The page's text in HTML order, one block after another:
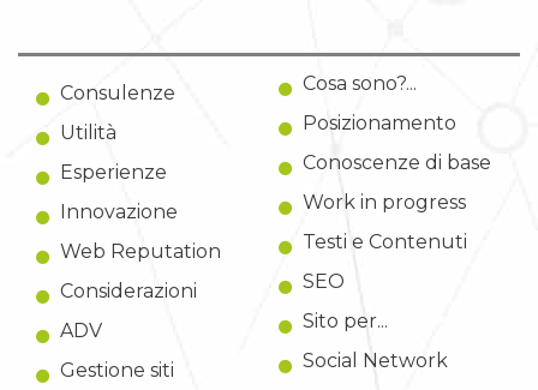
Consulenze
Utilità
Esperienze
Innovazione
Web Reputation
Considerazioni
ADV
Gestione siti
Cosa sono?...
Posizionamento
Conoscenze di base
Work in progress
Testi e Contenuti
SEO
Sito per...
Social Network